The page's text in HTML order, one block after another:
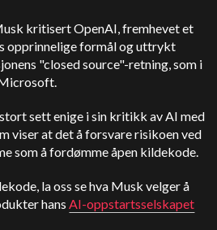
kritisert OpenAI, fremhevet et
opprinnelige formål og uttrykt
"closed source"-retning, som i
sett enige i sin kritikk av AI med
viser at det å forsvare risikoen ved
som å fordømme åpen kildekode.
la oss se hva Musk velger å
hansAI-oppstartsselskapet